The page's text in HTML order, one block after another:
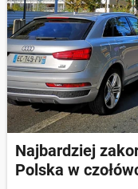
Najbardziej
Polska w